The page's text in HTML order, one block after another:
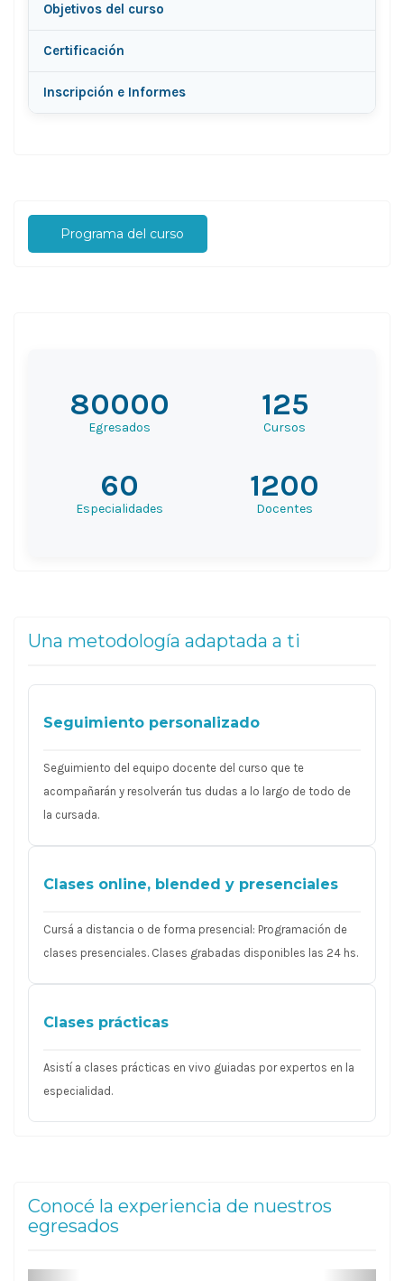
Objetivos del curso
Certificación
Inscripción e Informes
Programa del curso
80000
Egresados
125
Cursos
60
Especialidades
1200
Docentes
Una metodología adaptada a ti
Seguimiento personalizado
Seguimiento del equipo docente del curso que te
acompañarán y resolverán tus dudas a lo largo de todo de
la cursada.
Clases online, blended y presenciales
Cursá a distancia o de forma presencial: Programación de
clases presenciales. Clases grabadas disponibles las 24 hs.
Clases prácticas
Asistí a clases prácticas en vivo guiadas por expertos en la
especialidad.
Conocé la experiencia de nuestros
egresados